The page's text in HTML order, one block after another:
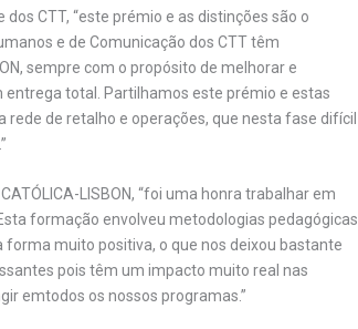
CTT, “este prémio e as distinções são o
e de Comunicação dos CTT têm
sempre com o propósito de melhorar e
entrega total. Partilhamos este prémio e estas
de retalho e operações, que nesta fase difícil
LISBON, “foi uma honra trabalhar em
formação envolveu metodologias pedagógicas
muito positiva, o que nos deixou bastante
pois têm um impacto muito real nas
emtodos os nossos programas.”